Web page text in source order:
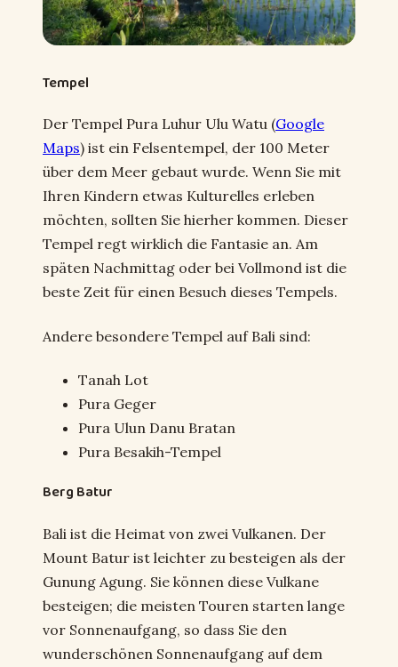
Tempel
Der Tempel Pura Luhur Ulu Watu (Google
Maps) ist ein Felsentempel, der 100 Meter
über dem Meer gebaut wurde. Wenn Sie mit
Ihren Kindern etwas Kulturelles erleben
möchten, sollten Sie hierher kommen. Dieser
Tempel regt wirklich die Fantasie an. Am
späten Nachmittag oder bei Vollmond ist die
beste Zeit für einen Besuch dieses Tempels.
Andere besondere Tempel auf Bali sind:
Tanah Lot
Pura Geger
Pura Ulun Danu Bratan
Pura Besakih-Tempel
Berg Batur
Bali ist die Heimat von zwei Vulkanen. Der
Mount Batur ist leichter zu besteigen als der
Gunung Agung. Sie können diese Vulkane
besteigen; die meisten Touren starten lange
vor Sonnenaufgang, so dass Sie den
wunderschönen Sonnenaufgang auf dem